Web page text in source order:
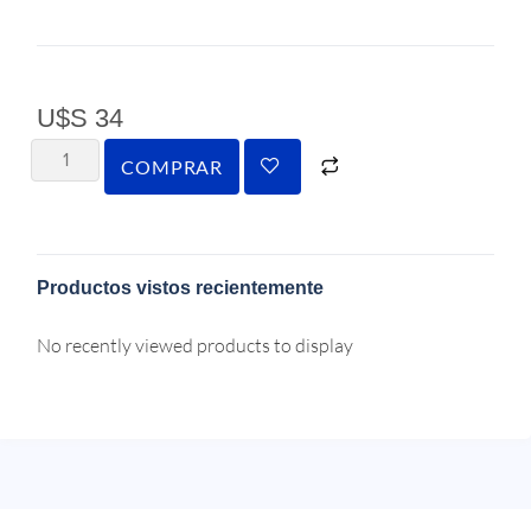
U$S 34
COMPRAR
Productos vistos recientemente
No recently viewed products to display